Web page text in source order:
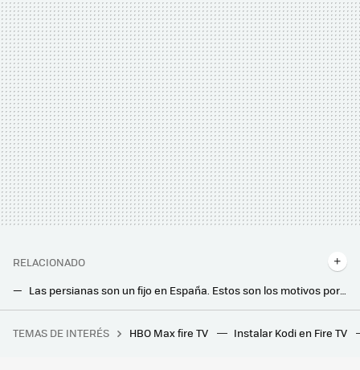
RELACIONADO
Las persianas son un fijo en España. Estos son los motivos por los que (casi) no se usan fuera de nuestras fronteras
España es diferente hasta para limpiar la casa. Estas son las manías más locas que tenemos para dejar el hogar como nuevo
La magnífica 'Anora' ya se puede ver en streaming. Una de las ganadoras del Óscar que más se lo han merecido en los últimos años
TEMAS DE INTERÉS HBO Max fire TV Instalar Kodi en Fire TV